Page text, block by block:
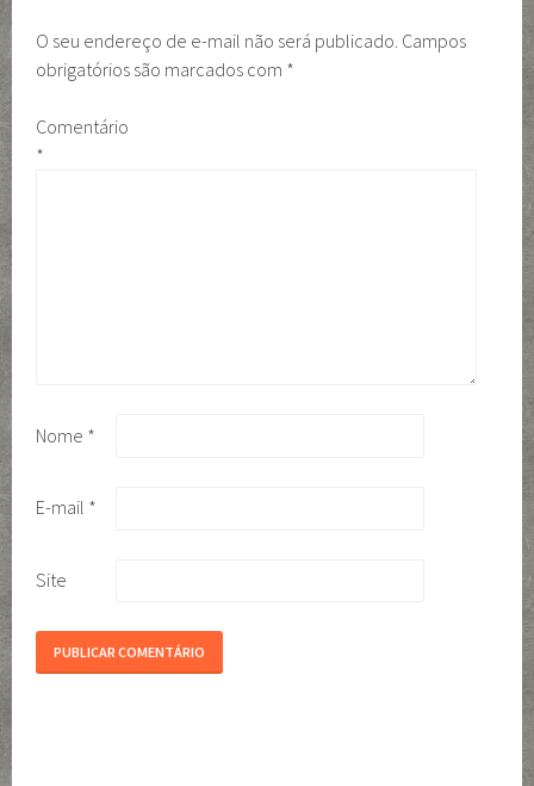
O seu endereço de e-mail não será publicado. Campos
obrigatórios são marcados com *
Comentário
*
Nome *
E-mail *
Site